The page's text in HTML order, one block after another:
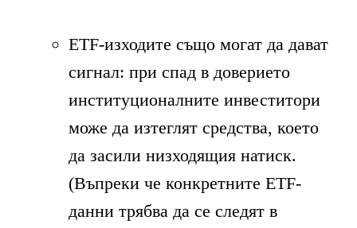
ETF-изходите също могат да дават
сигнал: при спад в доверието
институционалните инвеститори
може да изтеглят средства, което
да засили низходящия натиск.
(Въпреки че конкретните ETF-
данни трябва да се следят в